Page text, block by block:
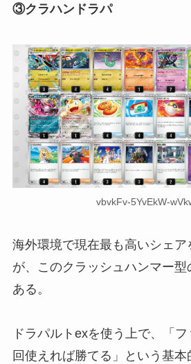
③クラハンドラパ
vbvkFv-5YvEkW-
海外環境で現在最も高いシェ
が、このクラッシュハンマー
ある。
ドラパルトexを使う上で、「
回使えれば勝てる」という基